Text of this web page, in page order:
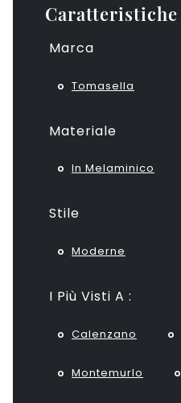
Caratteristiche
Marca
Tomasella
Materiale
In Melaminico
Stile
Moderne
I Più Visti A :
Calenzano
Montemurlo